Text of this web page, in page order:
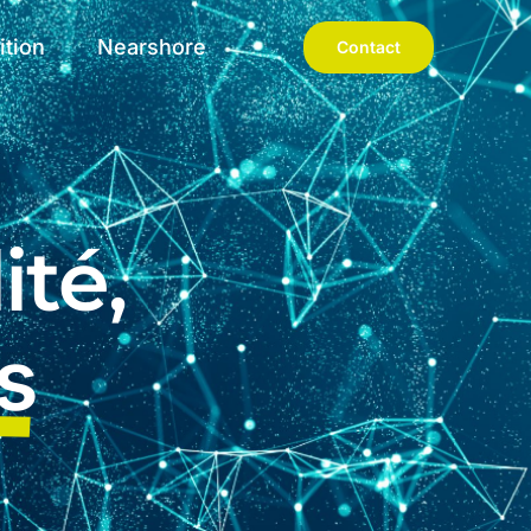
Nearshore Contact